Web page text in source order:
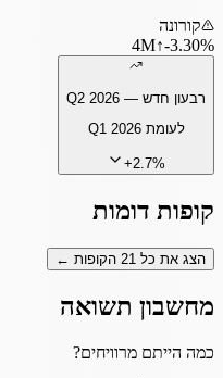
קורונה
‎-3.30%
↑
4M
רבעון חדש — Q2 2026
לעומתQ1 2026
+2.7%
קופות דומות
הצג את כל 21 הקופות ←
מחשבון תשואה
כמה הייתם מרוויחים?